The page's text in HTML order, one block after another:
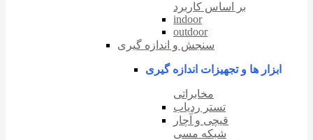
بر اساس کاربرد
indoor
outdoor
سنجش و اندازه گیری
ابزار ها و تجهیزات اندازه گیری
مخابراتی
تستر ردیاب
قیچی و آچار
شبکه مسی